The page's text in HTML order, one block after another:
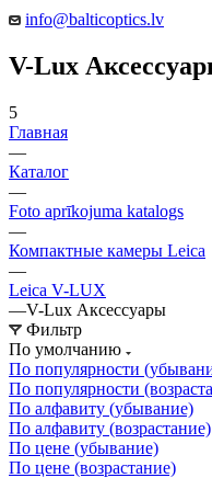
info@balticoptics.lv
V-Lux
5
Главная
—
Каталог
—
Foto aprīkojuma katalogs
—
Компактные камеры Leica
—
Leica V-LUX
—V-Lux Аксессуары
Фильтр
По умолчанию
По популярности
По популярности
По алфавиту (убывание)
По алфавиту (возрастание)
По цене (убывание)
По цене (возрастание)